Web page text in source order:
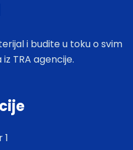
i budite u toku o svim
TRA agencije.